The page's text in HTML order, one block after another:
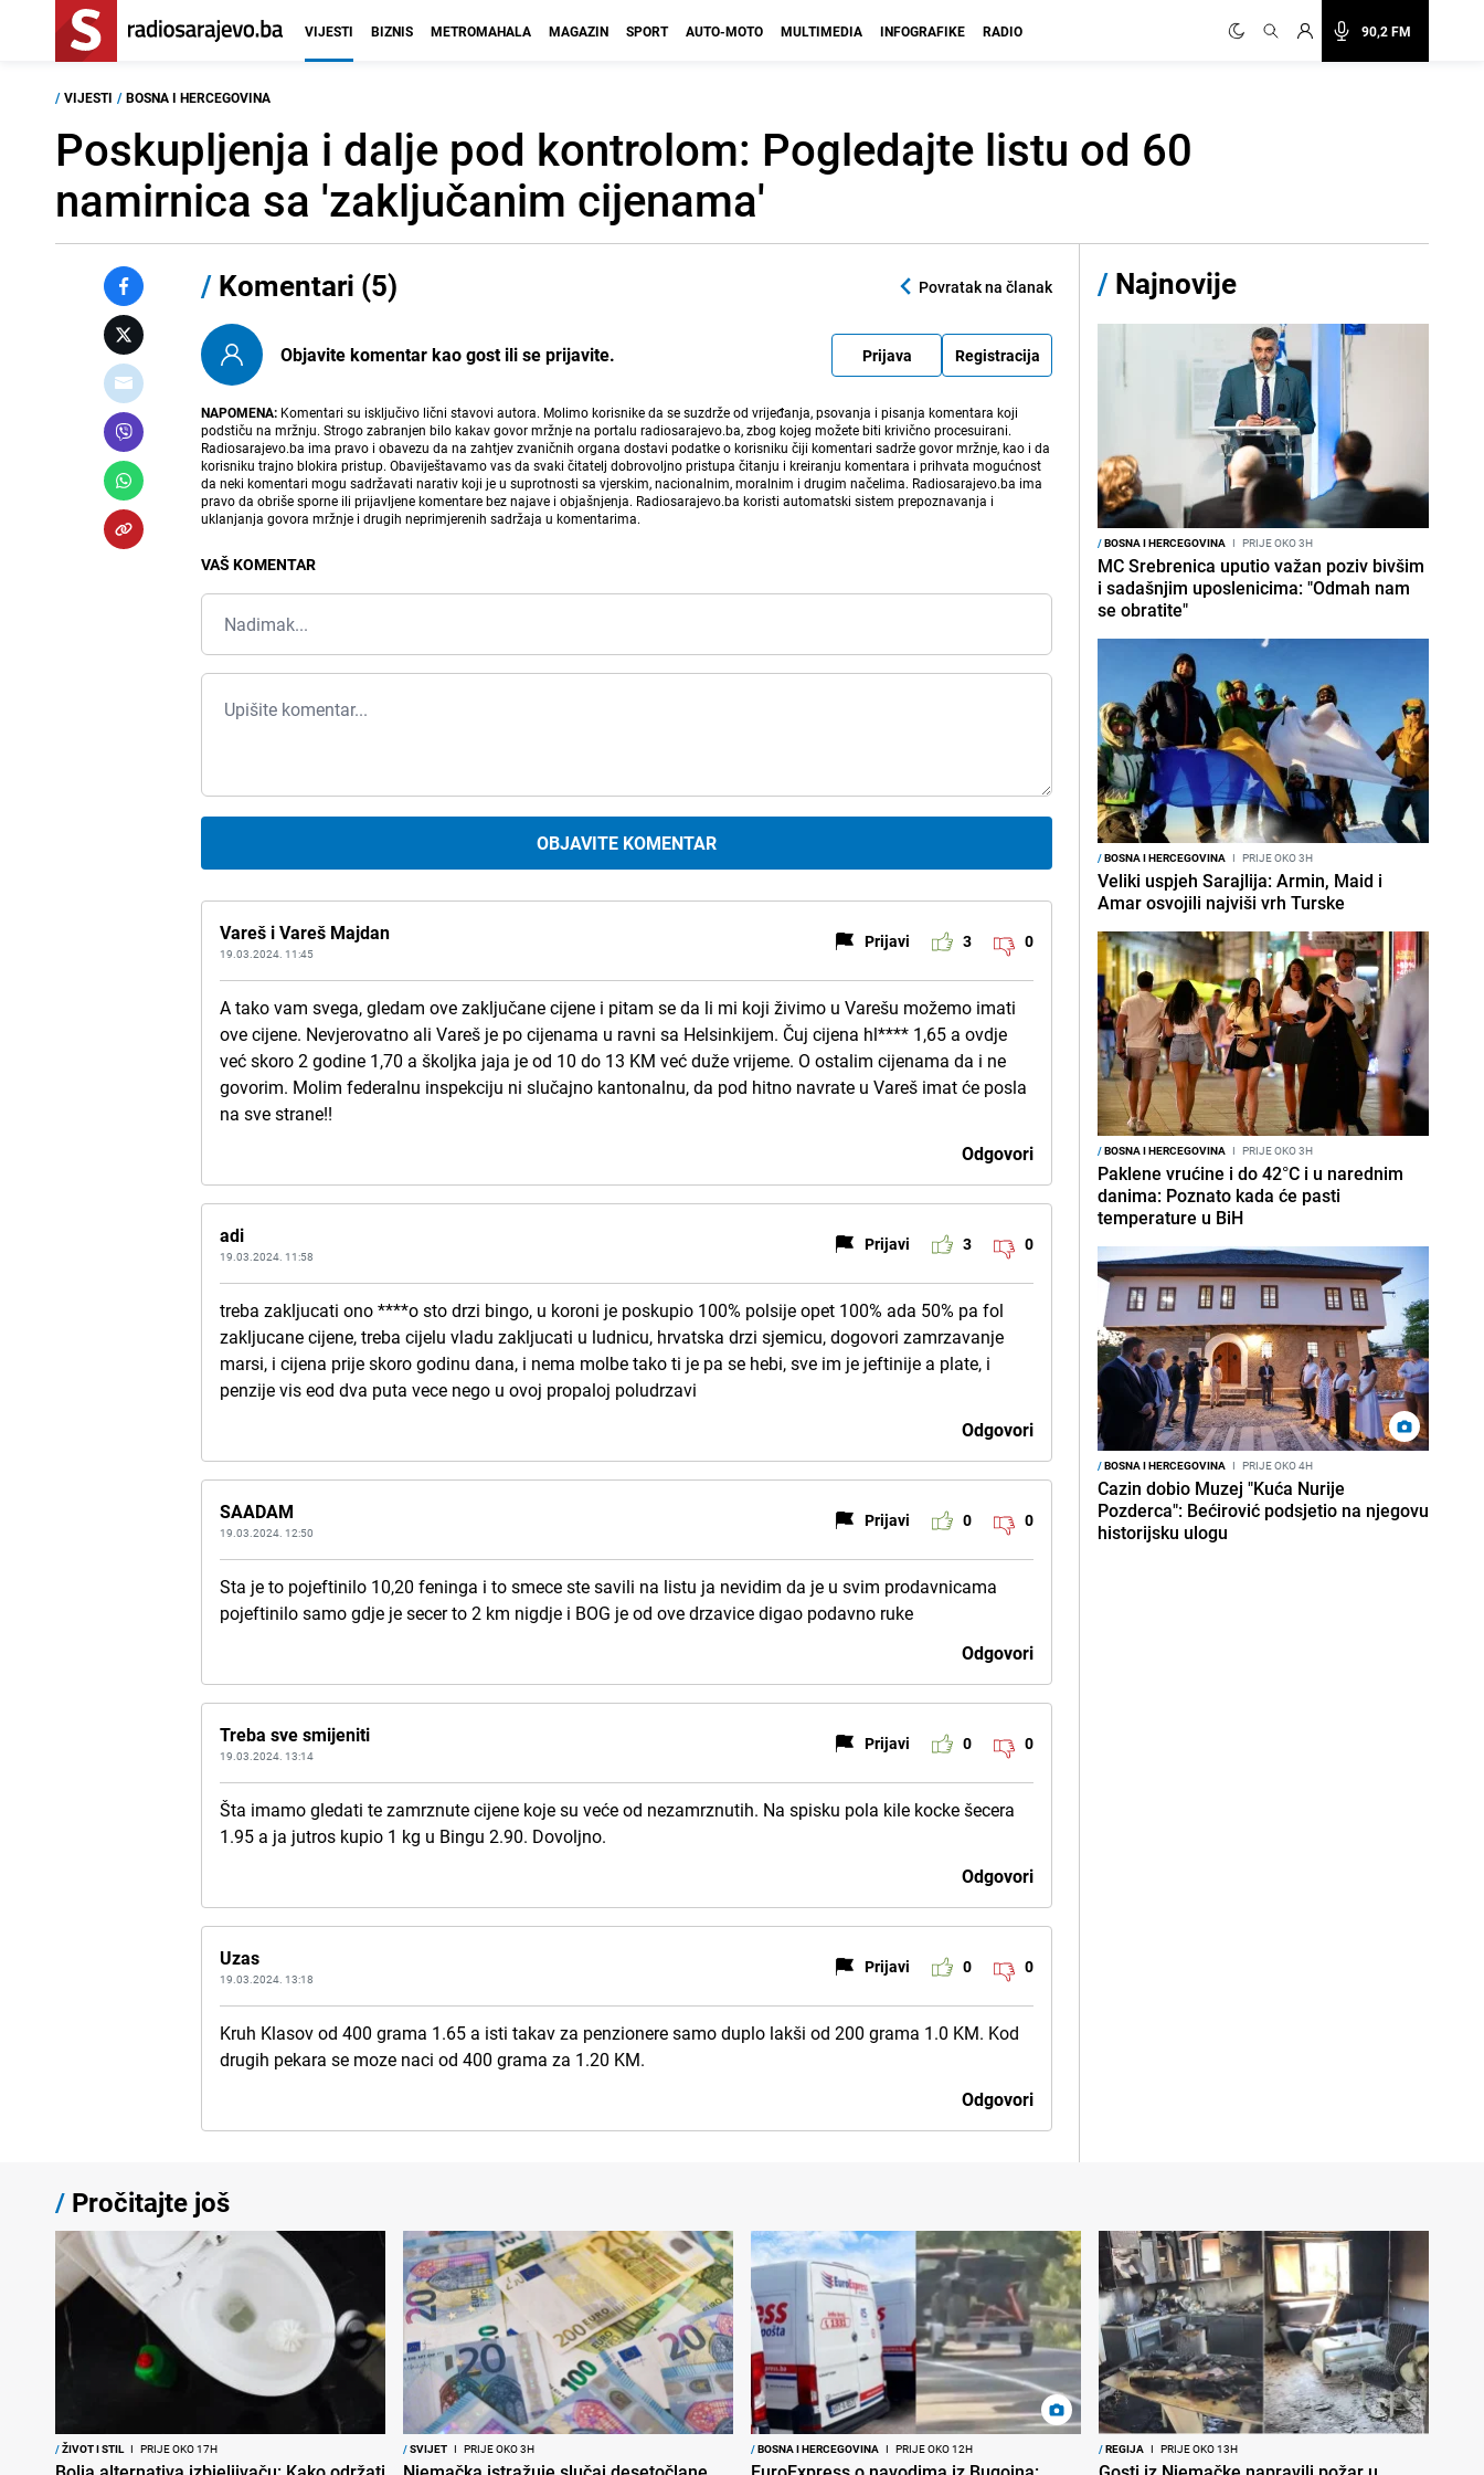
90,2 FM
VIJESTI BIZNIS METROMAHALA MAGAZIN SPORT AUTO-MOTO MULTIMEDIA INFOGRAFIKE RADIO
/ VIJESTI / BOSNA I HERCEGOVINA
Poskupljenja i dalje pod kontrolom: Pogledajte listu od 60
namirnica sa 'zaključanim cijenama'
/ Komentari (5) Povratak na članak
Objavite komentar kao gost ili se prijavite. Prijava Registracija
NAPOMENA: Komentari su isključivo lični stavovi autora. Molimo korisnike da se suzdrže od vrijeđanja, psovanja i pisanja komentara koji
podstiču na mržnju. Strogo zabranjen bilo kakav govor mržnje na portalu radiosarajevo.ba, zbog kojeg možete biti krivično procesuirani.
Radiosarajevo.ba ima pravo i obavezu da na zahtjev zvaničnih organa dostavi podatke o korisniku čiji komentari sadrže govor mržnje, kao i da
korisniku trajno blokira pristup. Obaviještavamo vas da svaki čitatelj dobrovoljno pristupa čitanju i kreiranju komentara i prihvata mogućnost
da neki komentari mogu sadržavati narativ koji je u suprotnosti sa vjerskim, nacionalnim, moralnim i drugim načelima. Radiosarajevo.ba ima
pravo da obriše sporne ili prijavljene komentare bez najave i objašnjenja. Radiosarajevo.ba koristi automatski sistem prepoznavanja i
uklanjanja govora mržnje i drugih neprimjerenih sadržaja u komentarima.
VAŠ KOMENTAR
OBJAVITE KOMENTAR
Vareš i Vareš Majdan
19.03.2024. 11:45
Prijavi 3 0
A tako vam svega, gledam ove zaključane cijene i pitam se da li mi koji živimo u Varešu možemo imati
ove cijene. Nevjerovatno ali Vareš je po cijenama u ravni sa Helsinkijem. Čuj cijena hl**** 1,65 a ovdje
već skoro 2 godine 1,70 a školjka jaja je od 10 do 13 KM već duže vrijeme. O ostalim cijenama da i ne
govorim. Molim federalnu inspekciju ni slučajno kantonalnu, da pod hitno navrate u Vareš imat će posla
na sve strane!!
Odgovori
adi
19.03.2024. 11:58
Prijavi 3 0
treba zakljucati ono ****o sto drzi bingo, u koroni je poskupio 100% polsije opet 100% ada 50% pa fol
zakljucane cijene, treba cijelu vladu zakljucati u ludnicu, hrvatska drzi sjemicu, dogovori zamrzavanje
marsi, i cijena prije skoro godinu dana, i nema molbe tako ti je pa se hebi, sve im je jeftinije a plate, i
penzije vis eod dva puta vece nego u ovoj propaloj poludrzavi
Odgovori
SAADAM
19.03.2024. 12:50
Prijavi 0 0
Sta je to pojeftinilo 10,20 feninga i to smece ste savili na listu ja nevidim da je u svim prodavnicama
pojeftinilo samo gdje je secer to 2 km nigdje i BOG je od ove drzavice digao podavno ruke
Odgovori
Treba sve smijeniti
19.03.2024. 13:14
Prijavi 0 0
Šta imamo gledati te zamrznute cijene koje su veće od nezamrznutih. Na spisku pola kile kocke šecera
1.95 a ja jutros kupio 1 kg u Bingu 2.90. Dovoljno.
Odgovori
Uzas
19.03.2024. 13:18
Prijavi 0 0
Kruh Klasov od 400 grama 1.65 a isti takav za penzionere samo duplo lakši od 200 grama 1.0 KM. Kod
drugih pekara se moze naci od 400 grama za 1.20 KM.
Odgovori
/ Najnovije
/BOSNA I HERCEGOVINA I PRIJE OKO 3H
MC Srebrenica uputio važan poziv bivšim
i sadašnjim uposlenicima: "Odmah nam
se obratite"
/BOSNA I HERCEGOVINA I PRIJE OKO 3H
Veliki uspjeh Sarajlija: Armin, Maid i
Amar osvojili najviši vrh Turske
/BOSNA I HERCEGOVINA I PRIJE OKO 3H
Paklene vrućine i do 42°C i u narednim
danima: Poznato kada će pasti
temperature u BiH
/BOSNA I HERCEGOVINA I PRIJE OKO 4H
Cazin dobio Muzej "Kuća Nurije
Pozderca": Bećirović podsjetio na njegovu
historijsku ulogu
/ Pročitajte još
/ŽIVOT I STIL I PRIJE OKO 17H /SVIJET I PRIJE OKO 3H /BOSNA I HERCEGOVINA I PRIJE OKO 12H /REGIJA I PRIJE OKO 13H